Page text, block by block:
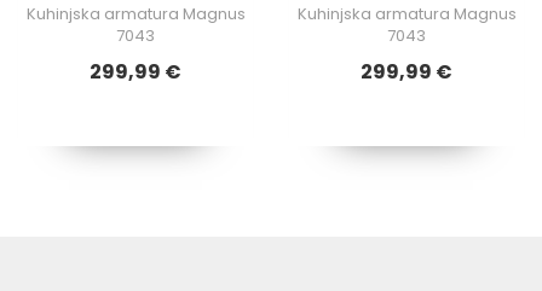
Kuhinjska armatura Magnus
7043
299,99 €
Kuhinjska armatura Magnus
7043
299,99 €